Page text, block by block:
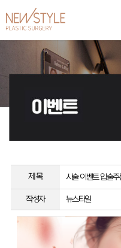
제 목 시술 이벤트입술주
작성자 뉴스타일